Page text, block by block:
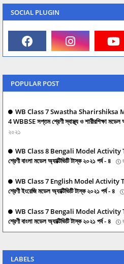
SOCIAL PLUGIN
POPULAR POST
WB Class 7 Swastha Sharirshiksa
4 WBBSE সপ্তম শ্রেণী স্বাস্থ্য ও শারীরশিক্ষা মডেল
২০২১
WB Class 8 Bengali Model Activity
শ্রেণী বাংলা মডেল অ্যাক্টিভিটি টাস্ক ২০২১ পর্ব - ৪
WB Class 7 English Model Activity
শ্রেণী ইংরেজি মডেল অ্যাক্টিভিটি টাস্ক ২০২১ পর্ব - ৪
WB Class 7 Bengali Model Activity
শ্রেণী বাংলা মডেল অ্যাক্টিভিটি টাস্ক ২০২১ পর্ব - ৪
LABELS